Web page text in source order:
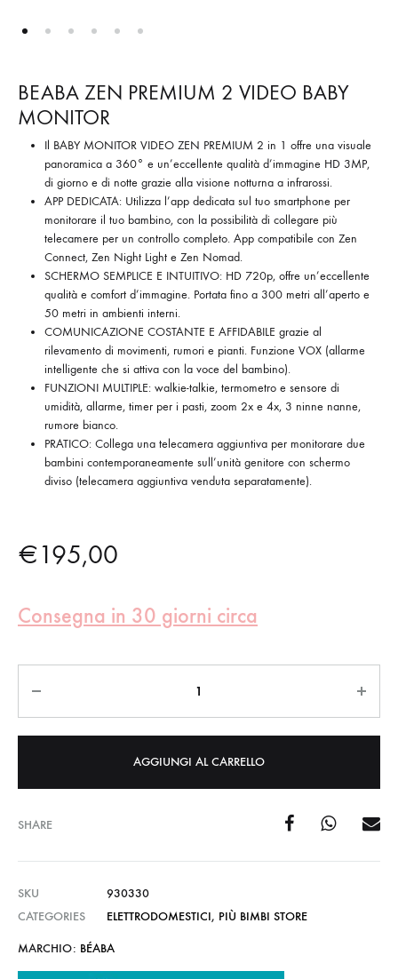
BEABA ZEN PREMIUM 2 VIDEO BABY
MONITOR
Il BABY MONITOR VIDEO ZEN PREMIUM 2 in 1 offre una visuale
panoramica a 360° e un’eccellente qualità d’immagine HD 3MP,
di giorno e di notte grazie alla visione notturna a infrarossi.
APP DEDICATA: Utilizza l’app dedicata sul tuo smartphone per
monitorare il tuo bambino, con la possibilità di collegare più
telecamere per un controllo completo. App compatibile con Zen
Connect, Zen Night Light e Zen Nomad.
SCHERMO SEMPLICE E INTUITIVO: HD 720p, offre un’eccellente
qualità e comfort d’immagine. Portata fino a 300 metri all’aperto e
50 metri in ambienti interni.
COMUNICAZIONE COSTANTE E AFFIDABILE grazie al
rilevamento di movimenti, rumori e pianti. Funzione VOX (allarme
intelligente che si attiva con la voce del bambino).
FUNZIONI MULTIPLE: walkie-talkie, termometro e sensore di
umidità, allarme, timer per i pasti, zoom 2x e 4x, 3 ninne nanne,
rumore bianco.
PRATICO: Collega una telecamera aggiuntiva per monitorare due
bambini contemporaneamente sull’unità genitore con schermo
diviso (telecamera aggiuntiva venduta separatamente).
€195,00
Consegna in 30 giorni circa
AGGIUNGI AL CARRELLO
SHARE
SKU
930330
CATEGORIES
ELETTRODOMESTICI, PIÙ BIMBI STORE
MARCHIO: BÉABA